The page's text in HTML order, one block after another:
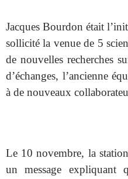
Jacques Bourdon était
sollicité la venue de 5
de nouvelles recherches
d’échanges, l’ancienne
à de nouveaux
Le 10 novembre, la
un message expliquant